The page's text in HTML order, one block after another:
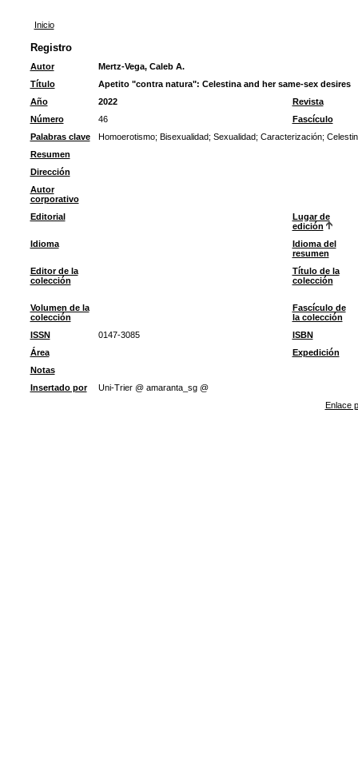
Inicio
Registro
Autor
Mertz-Vega, Caleb A.
Título
Apetito "contra natura": Celestina and her same-sex desires
Año
2022
Revista
Número
46
Fascículo
Palabras clave
Homoerotismo; Bisexualidad; Sexualidad; Caracterización;
Resumen
Dirección
Autor
corporativo
Editorial
Lugar de
edición
Idioma
Idioma del
resumen
Editor de la
colección
Título de la
colección
Volumen de la
colección
Fascículo de
la colección
ISSN
0147-3085
ISBN
Área
Expedición
Notas
Insertado por
Uni-Trier @ amaranta_sg @
Enlace